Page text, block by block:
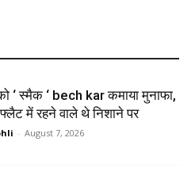
स्मैक ‘ bech kar कमाया मुनाफा,
में रहने वाले थे निशाने पर
- August 7, 2026